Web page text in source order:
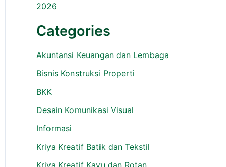
2026
Categories
Akuntansi Keuangan dan Lembaga
Bisnis Konstruksi Properti
BKK
Desain Komunikasi Visual
Informasi
Kriya Kreatif Batik dan Tekstil